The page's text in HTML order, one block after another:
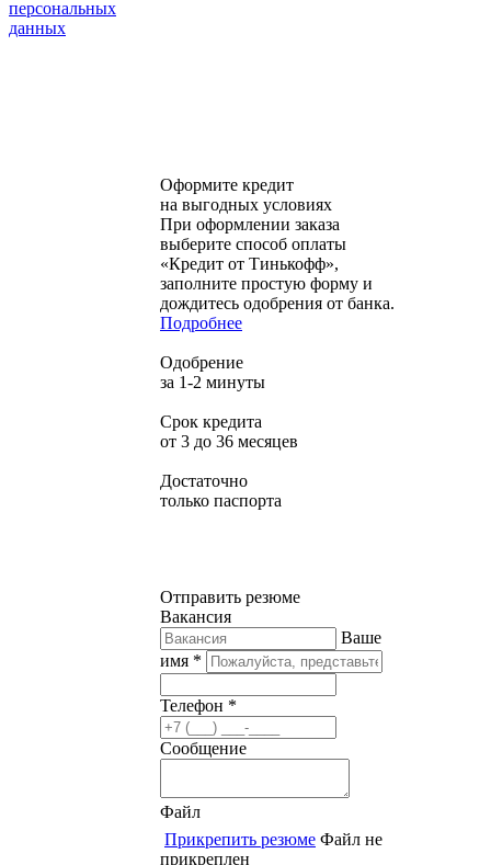
персональных
данных
Оформите кредит
на выгодных условиях
При оформлении заказа
выберите способ оплаты
«Кредит от Тинькофф»,
заполните простую форму и
дождитесь одобрения от банка.
Подробнее
Одобрение
за 1-2 минуты
Срок кредита
от 3 до 36 месяцев
Достаточно
только паспорта
Отправить резюме
Вакансия
Ваше
имя *
Телефон *
Сообщение
Файл
Прикрепить резюме Файл не
прикреплен